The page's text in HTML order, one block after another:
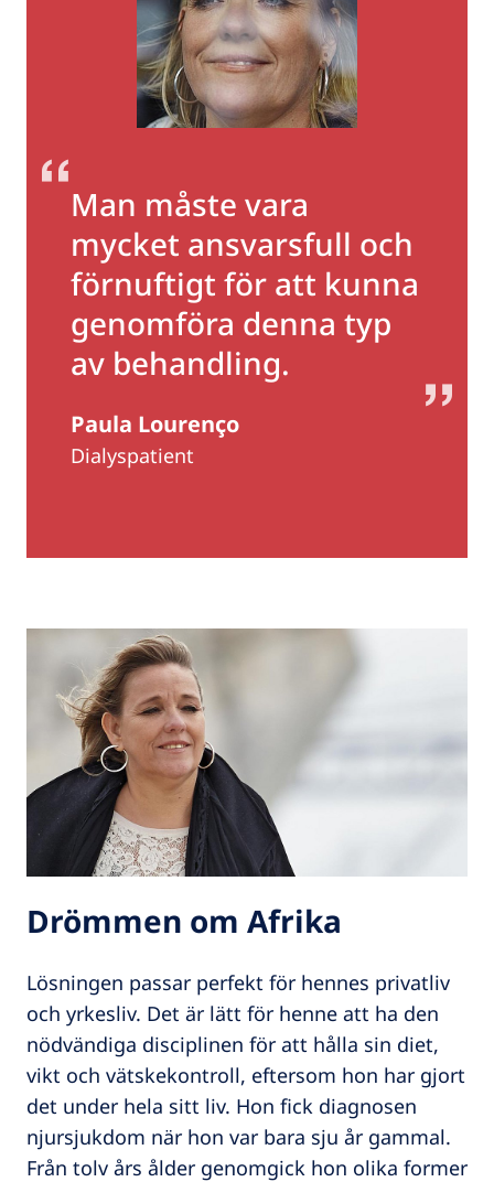
Man måste vara
mycket ansvarsfull och
förnuftigt för att kunna
genomföra denna typ
av behandling.
Paula Lourenço
Dialyspatient
Drömmen om Afrika
Lösningen passar perfekt för hennes privatliv
och yrkesliv. Det är lätt för henne att ha den
nödvändiga disciplinen för att hålla sin diet,
vikt och vätskekontroll, eftersom hon har gjort
det under hela sitt liv. Hon fick diagnosen
njursjukdom när hon var bara sju år gammal.
Från tolv års ålder genomgick hon olika former